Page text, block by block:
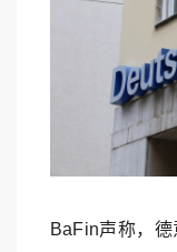
BaFin声称，